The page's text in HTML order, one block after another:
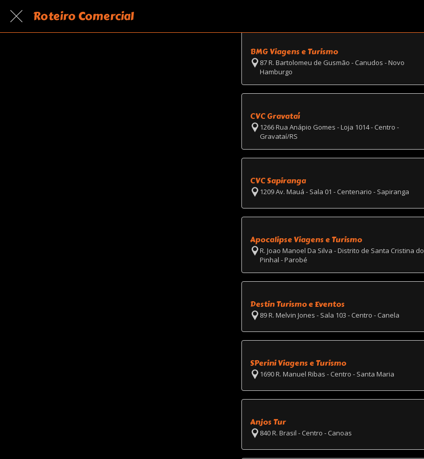
Roteiro Comercial
BMG Viagens e Turismo
87 R. Bartolomeu de Gusmão - Canudos - Novo
Hamburgo
CVC Gravataí
1266 Rua Anápio Gomes - Loja 1014 - Centro -
Gravataí/RS
CVC Sapiranga
1209 Av. Mauá - Sala 01 - Centenario - Sapiranga
Apocalipse Viagens e Turismo
R. Joao Manoel Da Silva - Distrito de Santa Cristina do
Pinhal - Parobé
Destin Turismo e Eventos
89 R. Melvin Jones - Sala 103 - Centro - Canela
SPerini Viagens e Turismo
1690 R. Manuel Ribas - Centro - Santa Maria
Anjos Tur
840 R. Brasil - Centro - Canoas